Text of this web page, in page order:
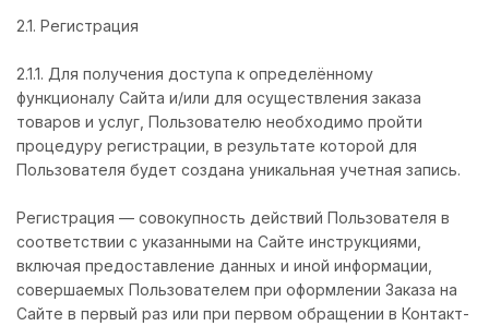
2.1. Регистрация
2.1.1. Для получения доступа к определённому
функционалу Сайта и/или для осуществления заказа
товаров и услуг, Пользователю необходимо пройти
процедуру регистрации, в результате которой для
Пользователя будет создана уникальная учетная запись.
Регистрация — совокупность действий Пользователя в
соответствии с указанными на Сайте инструкциями,
включая предоставление данных и иной информации,
совершаемых Пользователем при оформлении Заказа на
Сайте в первый раз или при первом обращении в Контакт-